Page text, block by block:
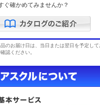
ぐ確かめてみませんか？
のお届け日は、当日または翌日を予定し
確認ください。